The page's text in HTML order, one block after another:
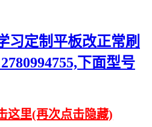
习定制平板改正常刷
下面型号
这里(再次点击隐藏)